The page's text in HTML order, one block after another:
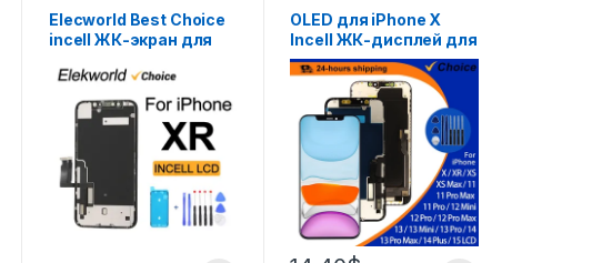
Elecworld Best Choice
incell ЖК-экран для
сенсорным
дигитайзером в сборе
без замены Dead Pixel
OLED для iPhone X
Incell ЖК-дисплей для
IPhone XS XR MAX ЖК-
дисплей 11 Pro с
цифровым
преобразователем
сенсорного экрана 12
Pro Max 13 Mini 14 Plus
Дисплей 15 деталей